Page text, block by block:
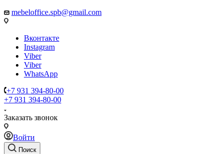
mebeloffice.spb@gmail.com
Вконтакте
Instagram
Viber
Viber
WhatsApp
+7 931 394-80-00
+7 931 394-80-00
Заказать звонок
Войти
Поиск